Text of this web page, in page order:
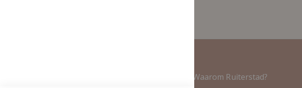
Waarom Ruiterstad?